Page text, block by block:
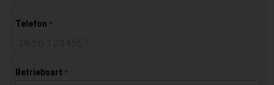
Telefon *
Betriebsart *